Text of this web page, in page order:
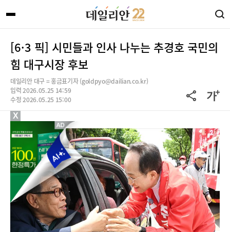
[6·3 픽] 시민들과 인사 나누는 추경호 국민의
힘 대구시장 후보
데일리안 대구 = 홍금표기자 (goldpyo@dailian.co.kr)
입력 2026.05.25 14:59
수정 2026.05.25 15:00
X